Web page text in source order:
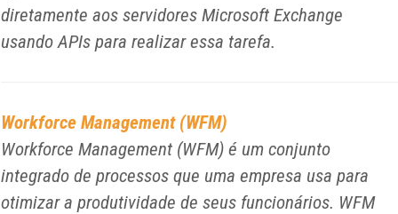
diretamente aos servidores Microsoft Exchange
usando APIs para realizar essa tarefa.
Workforce Management (WFM)
Workforce Management (WFM) é um conjunto
integrado de processos que uma empresa usa para
otimizar a produtividade de seus funcionários. WFM